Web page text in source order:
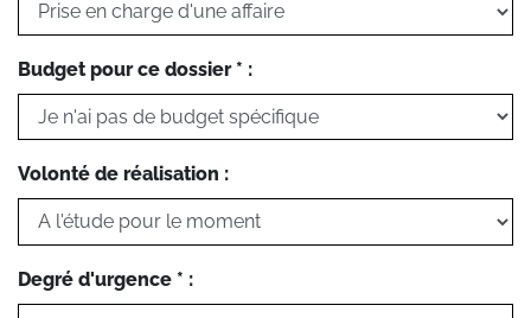
Budget pour ce dossier * :
Volonté de réalisation :
Degré d'urgence * :